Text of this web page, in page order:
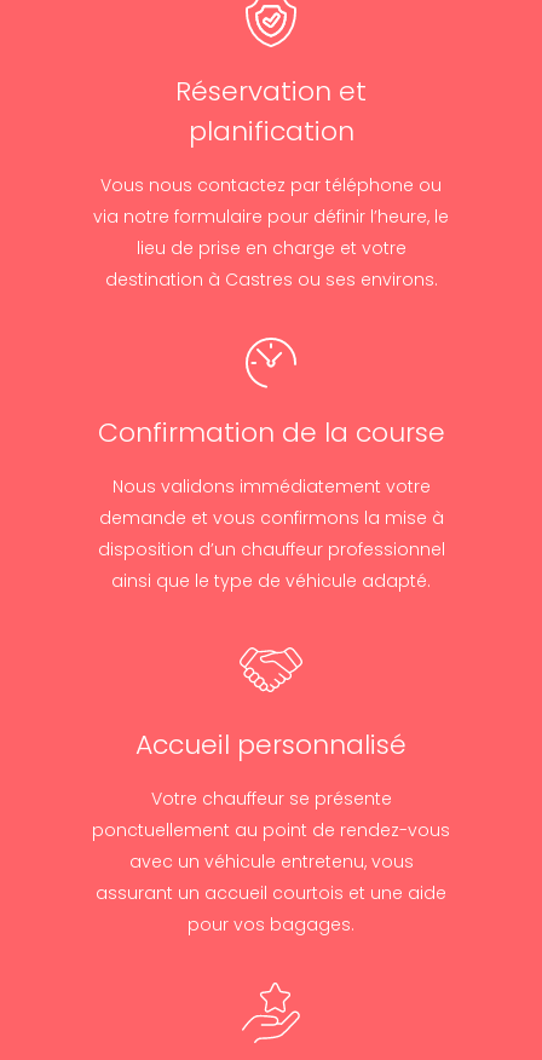
Réservation et
planification
Vous nous contactez par téléphone ou
via notre formulaire pour définir l’heure, le
lieu de prise en charge et votre
destination à Castres ou ses environs.
Confirmation de la course
Nous validons immédiatement votre
demande et vous confirmons la mise à
disposition d’un chauffeur professionnel
ainsi que le type de véhicule adapté.
Accueil personnalisé
Votre chauffeur se présente
ponctuellement au point de rendez-vous
avec un véhicule entretenu, vous
assurant un accueil courtois et une aide
pour vos bagages.